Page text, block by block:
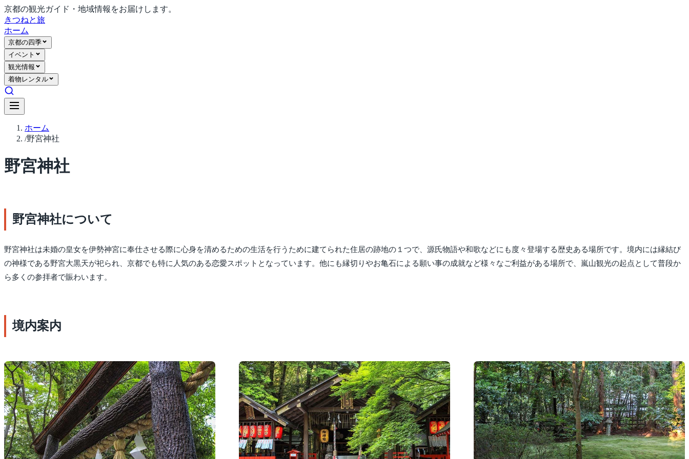
京都の観光ガイド・地域情報をお届けします。
きつねと旅
ホーム
京都の四季
イベント
観光情報
着物レンタル
ホーム
/野宮神社
野宮神社
野宮神社について
野宮神社は未婚の皇女を伊勢神宮に奉仕させる際に心身を清めるための生活を行うために建てられた住居の跡地の１つで、源氏物語や和歌などにも度々登場する歴史ある場所です。境内には縁結び
の神様である野宮大黒天が祀られ、京都でも特に人気のある恋愛スポットとなっています。他にも縁切りやお亀石による願い事の成就など様々なご利益がある場所で、嵐山観光の起点として普段か
ら多くの参拝者で賑わいます。
境内案内